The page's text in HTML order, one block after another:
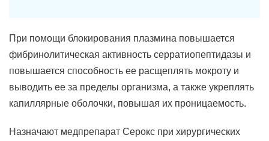
При помощи блокирования плазмина повышается
фибринолитическая активность серратиопептидазы и
повышается способность ее расщеплять мокроту и
выводить ее за пределы организма, а также укреплять
капиллярные оболочки, повышая их проницаемость.
Назначают медпрепарат Серокс при хирургических